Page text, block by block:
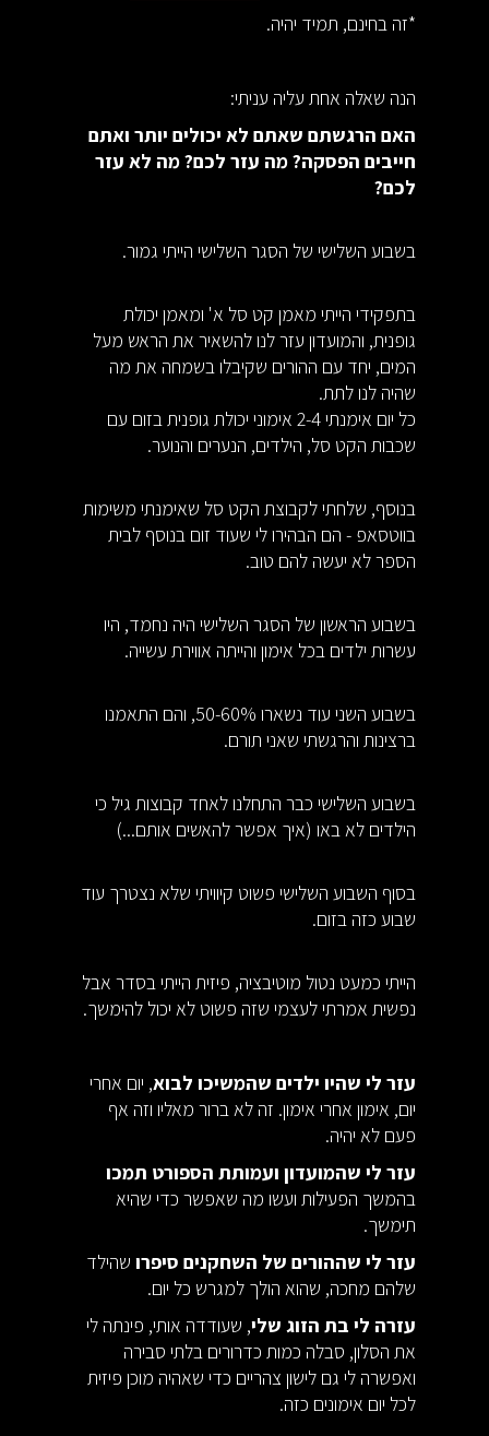
*זה בחינם, תמיד יהיה.
הנה שאלה אחת עליה עניתי:
האם הרגשתם שאתם לא יכולים יותר ואתם
חייבים הפסקה? מה עזר לכם? מה לא עזר
לכם?
בשבוע השלישי של הסגר השלישי הייתי גמור.
בתפקידי הייתי מאמן קט סל א' ומאמן יכולת
גופנית, והמועדון עזר לנו להשאיר את הראש מעל
המים, יחד עם ההורים שקיבלו בשמחה את מה
שהיה לנו לתת.
כל יום אימנתי 2-4 אימוני יכולת גופנית בזום עם
שכבות הקט סל, הילדים, הנערים והנוער.
בנוסף, שלחתי לקבוצת הקט סל שאימנתי משימות
בווטסאפ - הם הבהירו לי שעוד זום בנוסף לבית
הספר לא יעשה להם טוב.
בשבוע הראשון של הסגר השלישי היה נחמד, היו
עשרות ילדים בכל אימון והייתה אווירת עשייה.
בשבוע השני עוד נשארו 50-60%, והם התאמנו
ברצינות והרגשתי שאני תורם.
בשבוע השלישי כבר התחלנו לאחד קבוצות גיל כי
הילדים לא באו (איך אפשר להאשים אותם...)
בסוף השבוע השלישי פשוט קיוויתי שלא נצטרך עוד
שבוע כזה בזום.
הייתי כמעט נטול מוטיבציה, פיזית הייתי בסדר אבל
נפשית אמרתי לעצמי שזה פשוט לא יכול להימשך.
עזר לי שהיו ילדים שהמשיכו לבוא, יום אחרי
יום, אימון אחרי אימון. זה לא ברור מאליו וזה אף
פעם לא יהיה.
עזר לי שהמועדון ועמותת הספורט תמכו
בהמשך הפעילות ועשו מה שאפשר כדי שהיא
תימשך.
עזר לי שההורים של השחקנים סיפרו שהילד
שלהם מחכה, שהוא הולך למגרש כל יום.
עזרה לי בת הזוג שלי, שעודדה אותי, פינתה לי
את הסלון, סבלה כמות כדרורים בלתי סבירה
ואפשרה לי גם לישון צהריים כדי שאהיה מוכן פיזית
לכל יום אימונים כזה.